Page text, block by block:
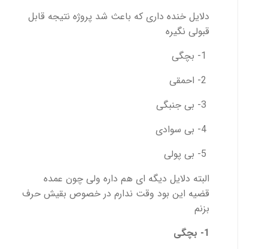
دلایل خنده داری که باعث شد پروژه نتیجه قابل
قبولی نگیره
البته دلایل دیگه ای هم داره ولی چون عمده
قضیه این بود وقت ندارم در خصوص بقیش حرف
بزنم